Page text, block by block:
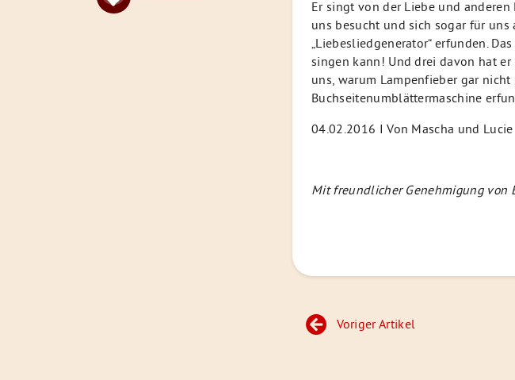
Er singt von der Liebe und
uns besucht und sich sogar für
„Liebesliedgenerator“ erfunden.
singen kann! Und drei davon hat
uns, warum Lampenfieber gar
Buchseitenumblättermaschine
04.02.2016 I Von Mascha und Lucie
Mit freundlicher Genehmigung von
Beitragsnavigation
Voriger Artikel